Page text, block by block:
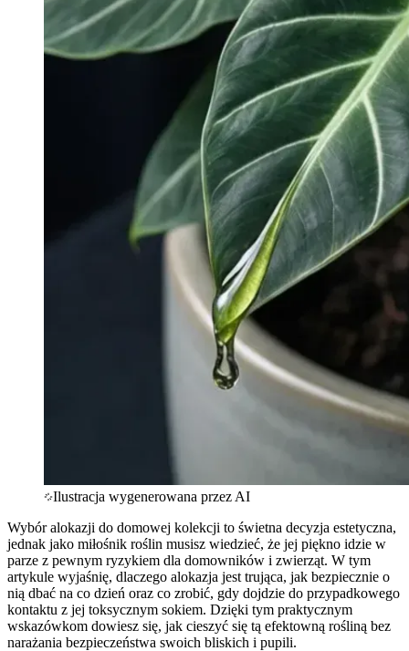
Ilustracja wygenerowana przez AI
Wybór alokazji do domowej kolekcji to świetna decyzja estetyczna,
jednak jako miłośnik roślin musisz wiedzieć, że jej piękno idzie w
parze z pewnym ryzykiem dla domowników i zwierząt. W tym
artykule wyjaśnię, dlaczego alokazja jest trująca, jak bezpiecznie o
nią dbać na co dzień oraz co zrobić, gdy dojdzie do przypadkowego
kontaktu z jej toksycznym sokiem. Dzięki tym praktycznym
wskazówkom dowiesz się, jak cieszyć się tą efektowną rośliną bez
narażania bezpieczeństwa swoich bliskich i pupili.